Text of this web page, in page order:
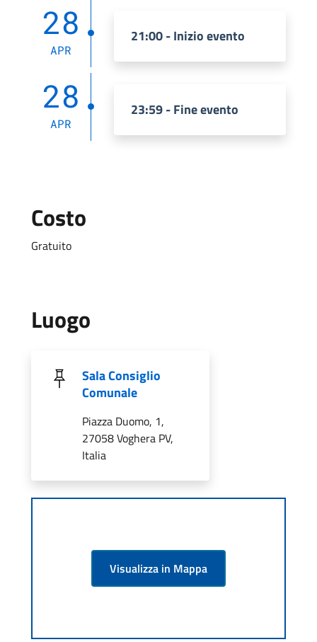
28
APR
21:00 - Inizio evento
28
APR
23:59 - Fine evento
Costo
Gratuito
Luogo
Sala Consiglio
Comunale
Piazza Duomo, 1,
27058 Voghera PV,
Italia
Visualizza in Mappa